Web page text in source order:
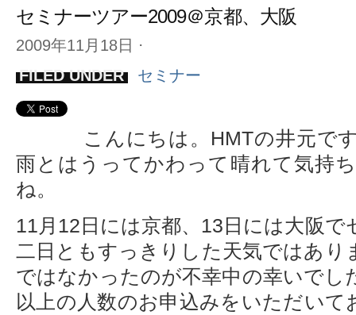
セミナーツアー2009＠京都、大阪
2009年11月18日 ⋅
FILED UNDER
セミナー
こんにちは。HMTの井元で
雨とはうってかわって晴れて気持
ね。
11月12日には京都、13日には大阪
二日ともすっきりした天気ではあり
ではなかったのが不幸中の幸いでし
以上の人数のお申込みをいただい